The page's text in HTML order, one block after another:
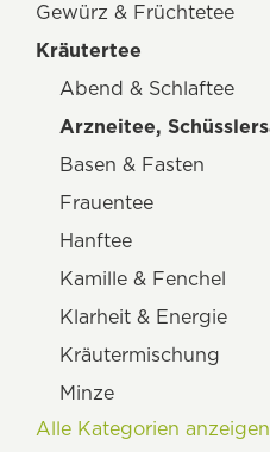
Gewürz & Früchtetee
Kräutertee
Abend & Schlaftee
Basen & Fasten
Frauentee
Hanftee
Kamille & Fenchel
Klarheit & Energie
Kräutermischung
Minze
Wildkräuter
Alle Kategorien anzeigen